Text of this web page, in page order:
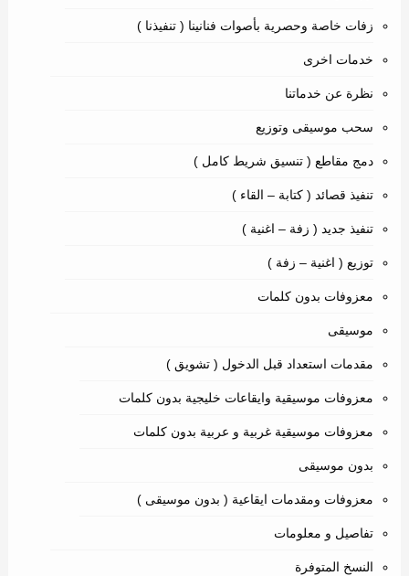
زفات خاصة وحصرية بأصوات فنانينا ( تنفيذنا )
خدمات اخرى
نظرة عن خدماتنا
سحب موسيقى وتوزيع
دمج مقاطع ( تنسيق شريط كامل )
تنفيذ قصائد ( كتابة – القاء )
تنفيذ جديد ( زفة – اغنية )
توزيع ( اغنية – زفة )
معزوفات بدون كلمات
موسيقى
مقدمات استعداد قبل الدخول ( تشويق )
معزوفات موسيقية وايقاعات خليجية بدون كلمات
معزوفات موسيقية غربية و عربية بدون كلمات
بدون موسيقى
معزوفات ومقدمات ايقاعية ( بدون موسيقى )
تفاصيل و معلومات
النسخ المتوفرة